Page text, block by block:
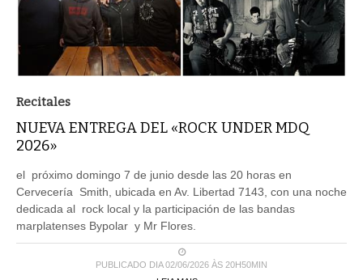
Recitales
NUEVA ENTREGA DEL «ROCK UNDER MDQ
2026»
el próximo domingo 7 de junio desde las 20 horas en
Cervecería Smith, ubicada en Av. Libertad 7143, con una noche
dedicada al rock local y la participación de las bandas
marplatenses Bypolar y Mr Flores.
PUBLICADO DIA 02/06/2026 ÀS 20H50MIN